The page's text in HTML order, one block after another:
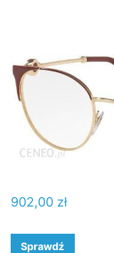
902,00 zł
Sprawdź